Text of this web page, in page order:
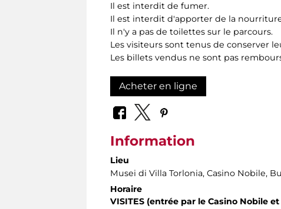
Il est interdit de fumer.
Il est interdit d'apporter de la
Il n'y a pas de toilettes sur le parcours.
Les visiteurs sont tenus de conserver
Les billets vendus ne sont pas
Acheter en ligne
Information
Lieu
Musei di Villa Torlonia, Casino Nobile,
Horaire
VISITES (entrée par le Casino Nobile